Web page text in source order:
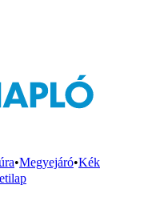
•Megyejáró•Kék